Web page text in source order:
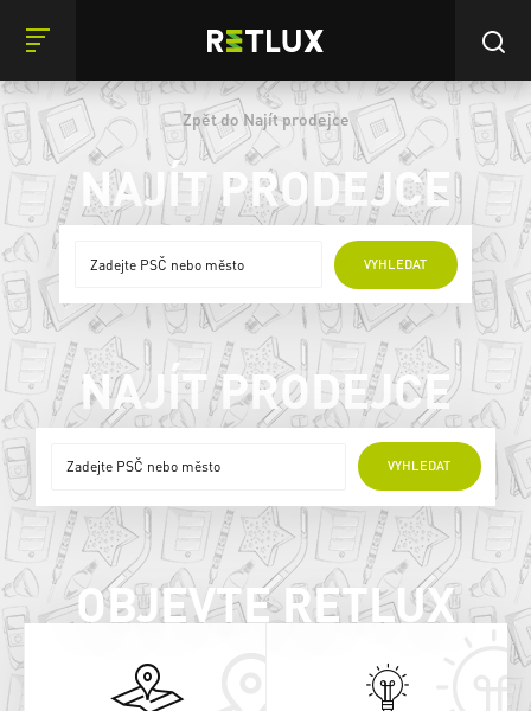
Zpět do Najít prodejce
NAJÍT PRODEJCE
VYHLEDAT
ONLINE PRODEJCI
NAJÍT PRODEJCE
VYHLEDAT
ONLINE PRODEJCI
OBJEVTE RETLUX